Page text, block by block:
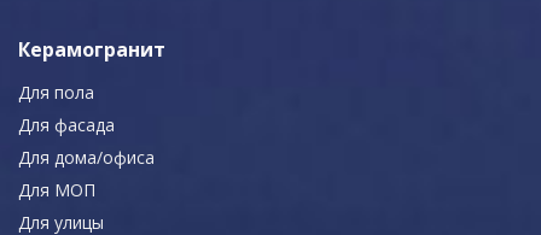
Керамогранит
Для пола
Для фасада
Для дома/офиса
Для МОП
Для улицы